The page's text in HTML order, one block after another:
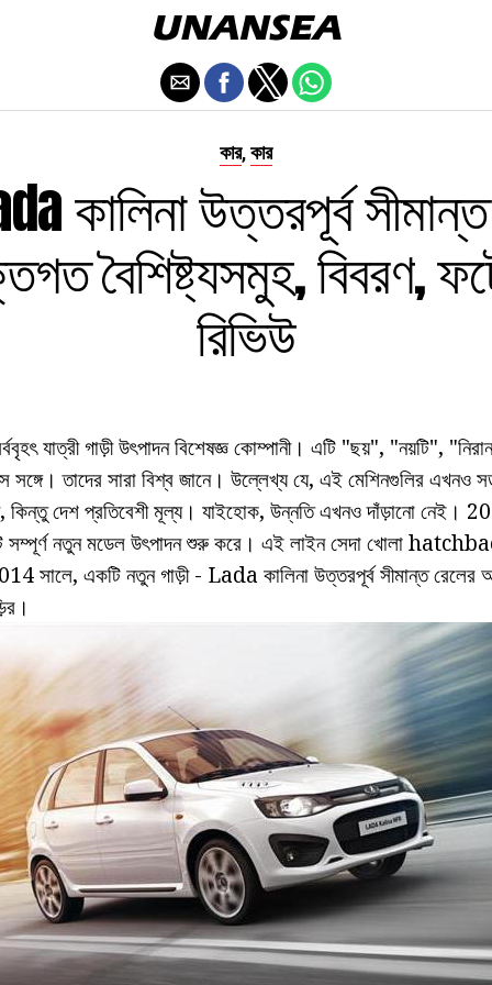
কার, কার
কালিনা উত্তরপূর্ব
বৈশিষ্ট্যসমুহ, বিবরণ,
রিভিউ
যাত্রী গাড়ী উৎপাদন বিশেষজ্ঞ কোম্পানী। এটি "ছয়", "নয়টি",
সঙ্গে। তাদের সারা বিশ্ব জানে। উল্লেখ্য যে, এই মেশিনগুলির এখনও
কিন্তু দেশ প্রতিবেশী মূল্য। যাইহোক, উন্নতি এখনও দাঁড়ানো
নতুন মডেল উৎপাদন শুরু করে। এই লাইন সেদা খোলা
সালে, একটি নতুন গাড়ী - Lada কালিনা উত্তরপূর্ব সীমান্ত রেলের